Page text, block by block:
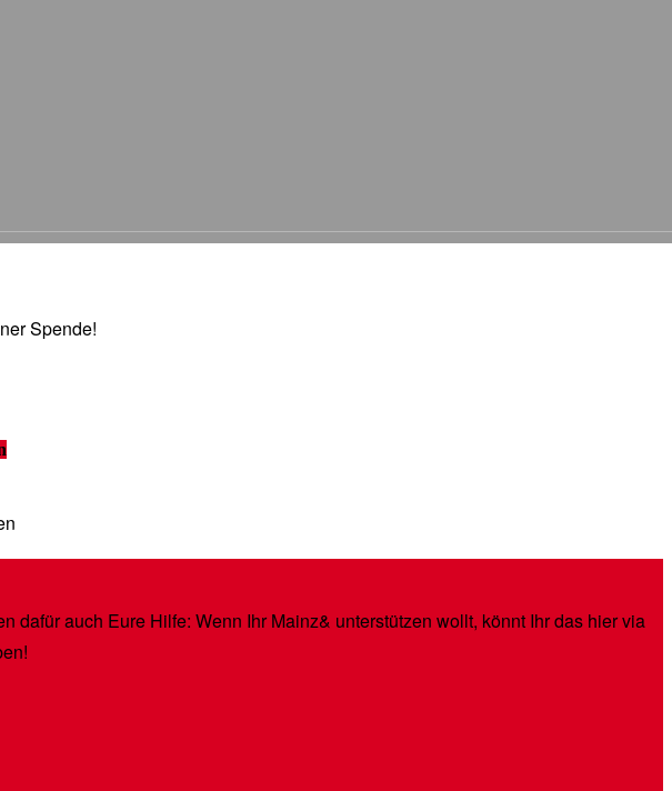
Spende!
dafür auch Eure Hilfe: Wenn Ihr Mainz& unterstützen wollt, könnt Ihr das hier via